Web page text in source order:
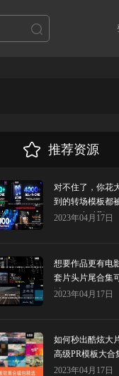
推荐资源
对不住了，你花
到的转场模板都
了，24小时删！
2023年04月17日
想要作品更有电
套片头片尾合集
过！
2023年04月17日
如何秒出酷炫大
高级PR模板大合
2023年04月17日